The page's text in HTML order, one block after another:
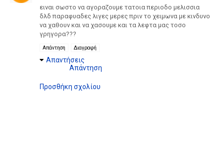
ειναι σωστο να αγοραζουμε τατοια περιοδο μελισσια
δλδ παραφυαδες λιγες μερες πριν το χειμωνα με κινδυνο
να χαθουν και να χασουμε και τα λεφτα μας τοσο
γρηγορα???
Απάντηση Διαγραφή
Απαντήσεις
Απάντηση
Προσθήκη σχολίου